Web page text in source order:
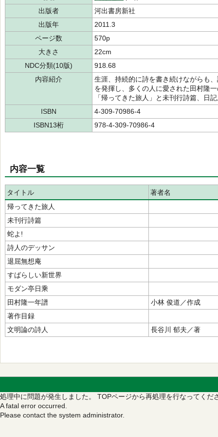
出版者
河出書房新社
出版年
2011.3
ページ数
570p
大きさ
22cm
NDC分類(10版)
918.68
内容紹介
生涯、持続的に詩を書き続けながらも
を発揮し、多くの人に愛された田村隆
「帰ってきた旅人」と未刊行詩篇、日
ISBN
4-309-70986-4
ISBN13桁
978-4-309-70986-4
内容一覧
タイトル
著者名
帰ってきた旅人
未刊行詩篇
蛇よ!
詩人のデッサン
退屈無想庵
すばらしい新世界
モダン亭日乘
田村隆一年譜
小林 俊道／作成
著作目録
文明論の詩人
長谷川 郁夫／著
処理中に問題が発生しました。 TOPページから再処理を行なってくだ
A fatal error occurred.
Please contact the system administrator.